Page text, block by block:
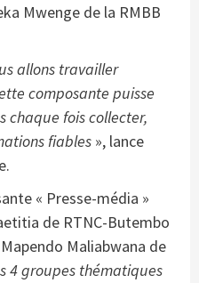
Mwenge de la RMBB
allons travailler
composante puisse
chaque fois collecter,
fiables », lance
« Presse-média »
de RTNC-Butembo
Maliabwana de
4 groupes thématiques